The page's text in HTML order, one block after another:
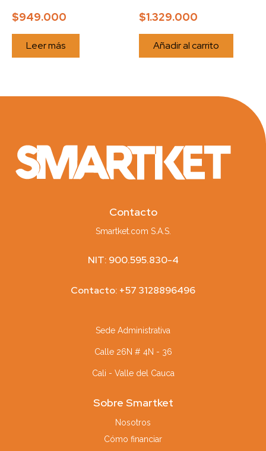
$949.000
Leer más
$1.329.000
Añadir al carrito
Contacto
Smartket.com S.A.S.
NIT: 900.595.830-4
Contacto: +57 3128896496
Sede Administrativa
Calle 26N # 4N - 36
Cali - Valle del Cauca
Sobre Smartket
Nosotros
Cómo financiar